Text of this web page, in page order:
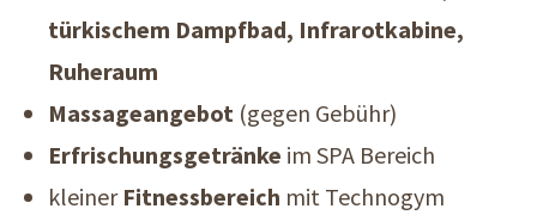
türkischem Dampfbad, Infrarotkabine,
Ruheraum
Massageangebot (gegen Gebühr)
Erfrischungsgetränke im SPA Bereich
kleinerFitnessbereich mit Technogym